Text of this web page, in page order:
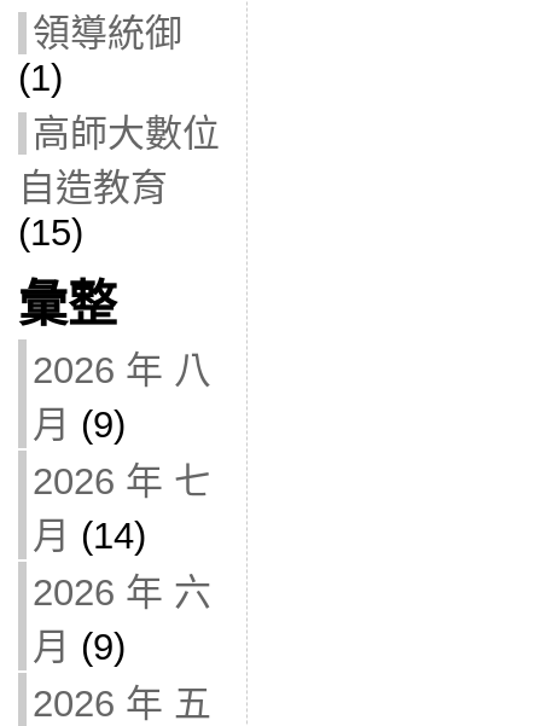
領導統御
(1)
高師大數位
自造教育
(15)
彙整
2026 年 八
月 (9)
2026 年 七
月 (14)
2026 年 六
月 (9)
2026 年 五